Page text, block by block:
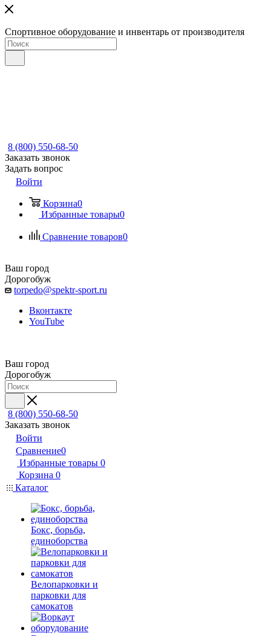
Спортивное оборудование и инвентарь от производителя
8 (800) 550-68-50
Заказать звонок
Задать вопрос
Войти
Корзина0
Избранные товары0
Сравнение товаров0
Ваш город
Дорогобуж
torpedo@spektr-sport.ru
Вконтакте
YouTube
Ваш город
Дорогобуж
8 (800) 550-68-50
Заказать звонок
Войти
Сравнение0
Избранные товары 0
Корзина 0
Каталог
Бокс, борьба,
единоборства
Велопарковки и
парковки для
самокатов